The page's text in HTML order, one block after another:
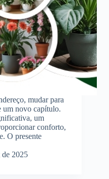
mudar para
um novo capítulo.
um
conforto,
O presente
de 2025